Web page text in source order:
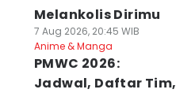
Melankolis Dirimu
7 Aug 2026, 20:45 WIB
Anime & Manga
PMWC 2026:
Jadwal, Daftar Tim,